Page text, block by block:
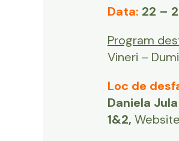
Data: 22 –
Program
Vineri –
Loc de
Daniela Jula
1&2,